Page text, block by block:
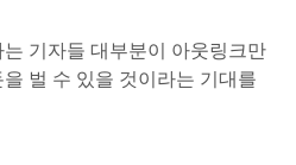
기자들 대부분이 아웃링크만
벌 수 있을 것이라는 기대를